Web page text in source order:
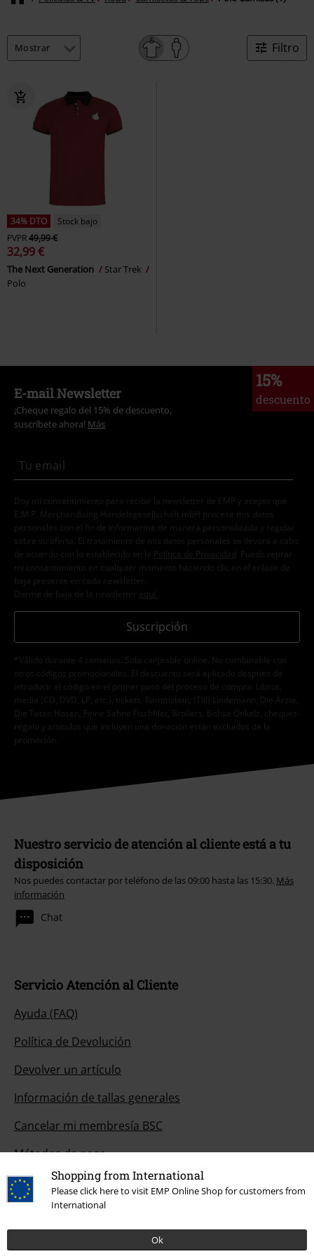
Shopping from International
Please click here to visit EMP Online Shop for customers from
International
Ok
Filtro
34% DTO
Stock bajo
PVPR49,99 €
32,99 €
The Next Generation
Star Trek
Polo
15%
descuento
E-mail Newsletter
¡Cheque regalo del 15% de descuento,
suscríbete ahora! Más
Doy mi consentimiento para recibir la newsletter de EMP y acepto que
E.M.P. Merchandising Handelsgesellschaft mbH procese mis datos
personales con el fin de informarme de manera personalizada y regular
sobre su oferta. El tratamiento de mis datos personales se llevará a cabo
de acuerdo con lo establecido en la
Política de Privacidad . Puedo retirar
mi consentimiento en cualquier momento haciendo clic en el enlace de
baja presente en cada newsletter.
Darme de baja de la newsletter
aquí
Suscripción
*Válido durante 4 semanas. Solo canjeable online. No combinable con
otros códigos promocionales. El descuento será aplicado después de
introducir el código en el primer paso del proceso de compra. Libros,
media (CD, DVD, LP, etc.), tickets, Rammstein, (Till) Lindemann, Die Ärzte,
Die Toten Hosen, Feine Sahne Fischfilet, Broilers, Böhse Onkelz, cheques-
regalo y artículos que incluyen una donación están excluidos de la
promoción.
Nuestro servicio de atención al cliente está a tu
disposición
Nos puedes contactar por teléfono de las 09:00 hasta las 15:30. Más
información
Chat
Servicio Atención al Cliente
Ayuda (FAQ)
Política de Devolución
Devolver un artículo
Información de tallas generales
Cancelar mi membresía BSC
Métodos de pago
Concursos